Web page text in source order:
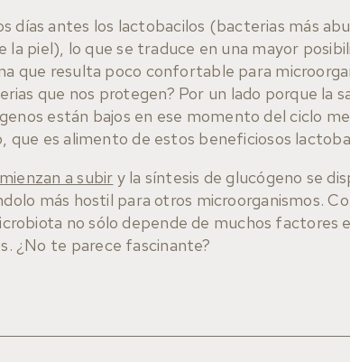
días antes los lactobacilos (bacterias más
piel), lo que se traduce en una mayor
que resulta poco confortable para
que nos protegen? Por un lado porque la
están bajos en ese momento del ciclo
que es alimento de estos beneficiosos
a subir y la síntesis de glucógeno se
más hostil para otros microorganismos.
no sólo depende de muchos factores
¿No te parece fascinante?